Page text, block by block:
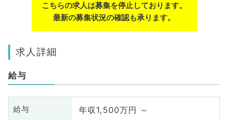
こちらの求人は募集を停止しております。
最新の募集状況の確認も承ります。
求人詳細
給与
給与 年収1,500万円 ～